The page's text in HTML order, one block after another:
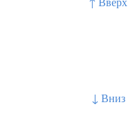
↓ Вниз